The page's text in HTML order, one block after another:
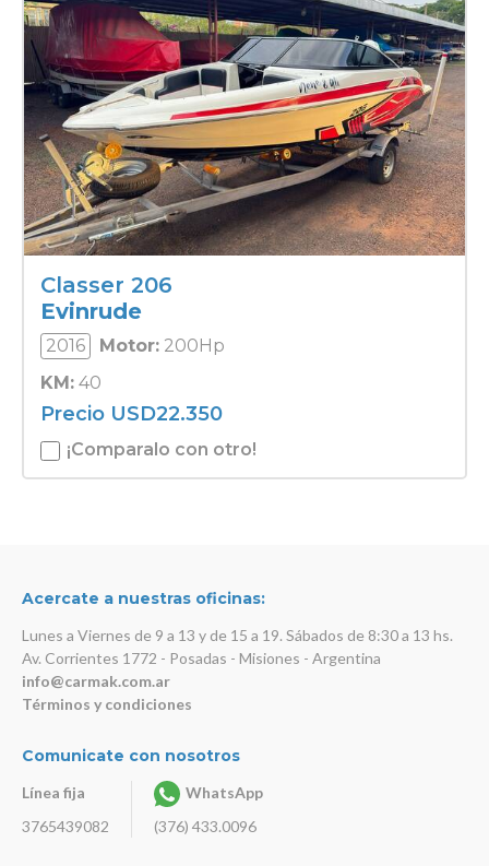
Classer 206
Evinrude
2016 Motor: 200Hp
KM: 40
Precio USD22.350
¡Comparalo con otro!
Acercate a nuestras oficinas:
Lunes a Viernes de 9 a 13 y de 15 a 19. Sábados de 8:30 a 13 hs.
Av. Corrientes 1772 - Posadas - Misiones - Argentina
info@carmak.com.ar
Términos y condiciones
Comunicate con nosotros
Línea fija
3765439082
WhatsApp
(376) 433.0096